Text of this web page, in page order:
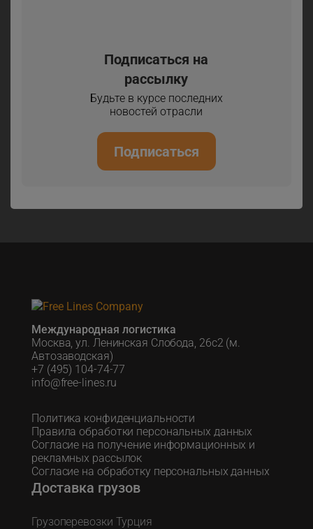
Подписаться на
рассылку
Будьте в курсе последних
новостей отрасли
Подписаться
Международная логистика
Москва, ул. Ленинская Слобода, 26с2 (м.
Автозаводская)
+7 (495) 104-74-77
info@free-lines.ru
Политика конфиденциальности
Правила обработки персональных данных
Согласие на получение информационных и
рекламных рассылок
Согласие на обработку персональных данных
Доставка грузов
Грузоперевозки Турция